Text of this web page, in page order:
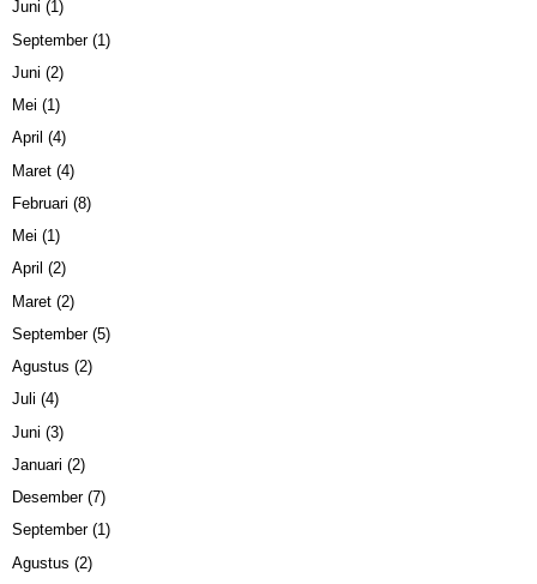
Juni (1)
September(1)
Juni (2)
Mei (1)
April (4)
Maret (4)
Februari (8)
Mei (1)
April (2)
Maret (2)
September(5)
Agustus (2)
Juli (4)
Juni (3)
Januari (2)
Desember(7)
September(1)
Agustus (2)